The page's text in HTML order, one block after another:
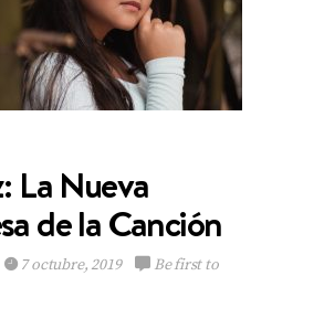
La Nueva
de la Canción
7 octubre, 2019
Be first to